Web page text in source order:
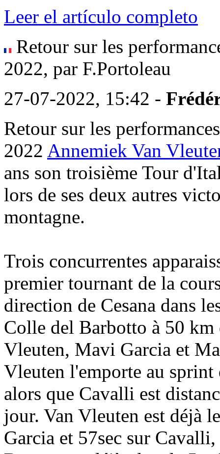
Leer el artículo completo
Retour sur les
2022, par F.Portoleau
27-07-2022, 15:42 -
Retour sur les
2022 Annemiek Van
ans son troisième Tour
lors de ses deux autres
montagne.
Trois concurrentes
premier tournant de la
direction de Cesana dans
Colle del Barbotto à 50
Vleuten, Mavi Garcia et
Vleuten l'emporte au sprint
alors que Cavalli est
jour. Van Vleuten est déjà
Garcia et 57sec sur